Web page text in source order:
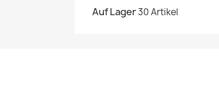
Auf Lager30 Artikel